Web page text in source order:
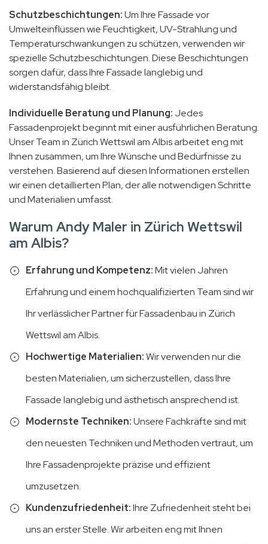
Schutzbeschichtungen:Um Ihre Fassade vor
Umwelteinflüssen wie Feuchtigkeit, UV-Strahlung und
Temperaturschwankungen zu schützen, verwenden wir
spezielle Schutzbeschichtungen. Diese Beschichtungen
sorgen dafür, dass Ihre Fassade langlebig und
widerstandsfähig bleibt.
Individuelle Beratung und Planung: Jedes
Fassadenprojekt beginnt mit einer ausführlichen Beratung.
Unser Team in Zürich Wettswil am Albis arbeitet eng mit
Ihnen zusammen, um Ihre Wünsche und Bedürfnisse zu
verstehen. Basierend auf diesen Informationen erstellen
wir einen detaillierten Plan, der alle notwendigen Schritte
und Materialien umfasst.
Warum Andy Maler in Zürich Wettswil
am Albis?
Erfahrung und Kompetenz:Mit vielen Jahren
Erfahrung und einem hochqualifizierten Team sind wir
Ihr verlässlicher Partner für Fassadenbau in Zürich
Wettswil am Albis.
Hochwertige Materialien:Wir verwenden nur die
besten Materialien, um sicherzustellen, dass Ihre
Fassade langlebig und ästhetisch ansprechend ist.
Modernste Techniken:Unsere Fachkräfte sind mit
den neuesten Techniken und Methoden vertraut, um
Ihre Fassadenprojekte präzise und effizient
umzusetzen.
Kundenzufriedenheit:Ihre Zufriedenheit steht bei
uns an erster Stelle. Wir arbeiten eng mit Ihnen